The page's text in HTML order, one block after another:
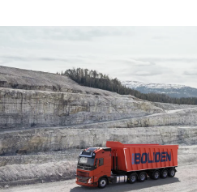
Zwrot z zaangażowanego
generalny.